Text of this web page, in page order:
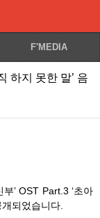
F'MEDIA
하지 못한 말’ 음
’ OST Part.3 ‘초아
되었습니다.